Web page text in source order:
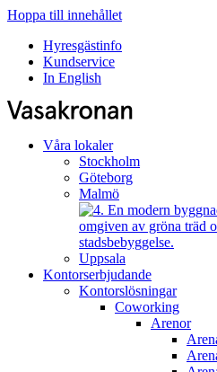
Hoppa till innehållet
Hyresgästinfo
Kundservice
In English
Våra lokaler
Stockholm
Göteborg
Malmö
Uppsala
Kontorserbjudande
Kontorslösningar
Coworking
Arenor